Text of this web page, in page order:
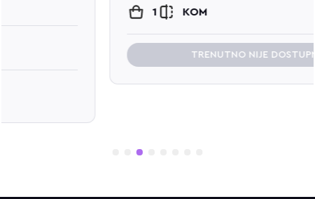
TRENUTNO NIJE DOSTUPNO
6